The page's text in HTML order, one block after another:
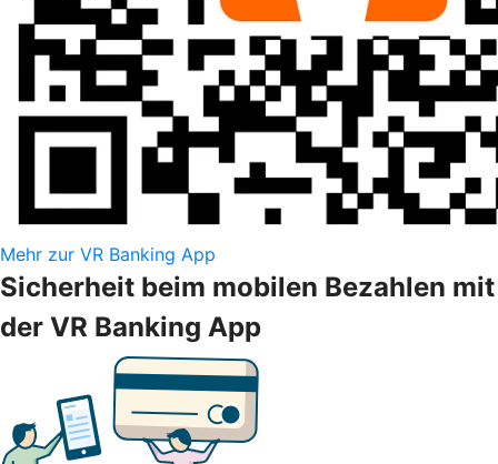
Mehr zur VR Banking App
Sicherheit beim mobilen Bezahlen mit
der VR Banking App